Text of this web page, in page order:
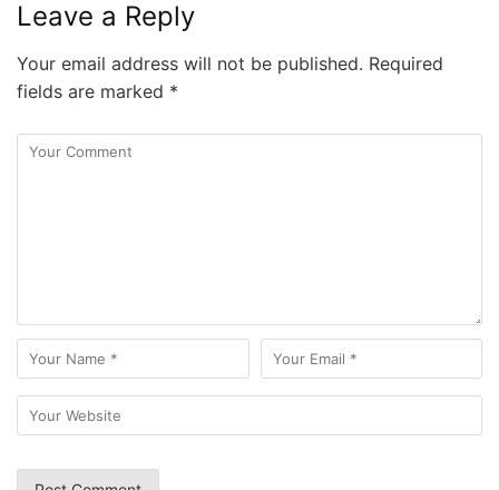
Leave a Reply
Your email address will not be published. Required
fields are marked *